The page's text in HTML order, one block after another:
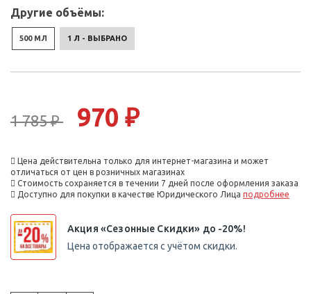
Другие объёмы:
500 МЛ 1 Л - ВЫБРАНО
1 785 ₽ 970 ₽
Цена действительна только для интернет-магазина и может
отличаться от цен в розничных магазинах
Стоимость сохраняется в течении 7 дней после оформления заказа
Доступно для покупки в качестве Юридического Лица подробнее
Акция «Сезонные Скидки» до -20%!
Цена отображается с учётом скидки.